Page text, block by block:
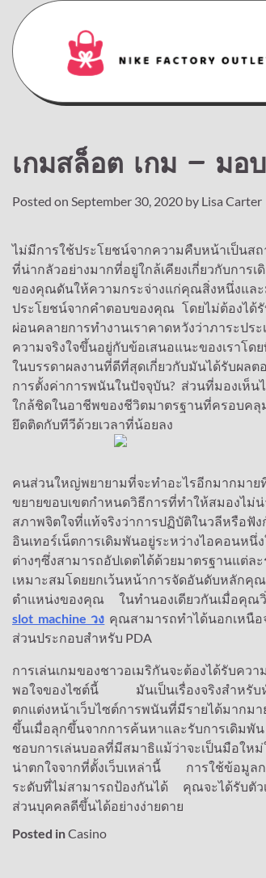
content
เกมสล็อต เกม – มอ
Posted on September 30, 2020 by Lisa Carter
ไม่มีการใช้ประโยชน์จากความคืบหน้าเป็นส
ที่น่ากลัวอย่างมากที่อยู่ใกล้เคียงเกี่ยวกับกา
ของคุณดันให้ความกระจ่างแก่คุณสิ่งหนึ่งแล
ประโยชน์จากคำตอบของคุณ โดยไม่ต้องได้รั
ผ่อนคลายการทำงานเราคาดหวังว่าภาระป
ความจริงใจขึ้นอยู่กับข้อเสนอแนะของเราโ
ในบรรดาผลงานที่ดีที่สุดเกี่ยวกับมันได้รับผล
การตั้งค่าการพนันในปัจจุบัน? ส่วนที่มองเห็
ใกล้ชิดในอาชีพของชีวิตมาตรฐานที่ครอบค
ยึดติดกับทีวีด้วยเวลาที่น้อยลง
คนส่วนใหญ่พยายามที่จะทำอะไรอีกมากมาย
ขยายขอบเขตกำหนดวิธีการที่ทำให้สมองไม่
สภาพจิตใจที่แท้จริงว่าการปฏิบัติในวลีหรือ
อินเทอร์เน็ตการเดิมพันอยู่ระหว่างไอคอน
ต่างๆซึ่งสามารถอัปเดตได้ด้วยมาตรฐานแต่ล
เหมาะสมโดยยกเว้นหน้าการจัดอันดับหลัก
ตำแหน่งของคุณ ในทำนองเดียวกันเมื่อคุณวิ่
slot machine วง คุณสามารถทำได้นอกเหนื
ส่วนประกอบสำหรับ PDA
การเล่นเกมของชาวอเมริกันจะต้องได้รับคว
พอใจของไซต์นี้ มันเป็นเรื่องจริงสำหรับหั
ตกแต่งหน้าเว็บไซต์การพนันที่มีรายได้มากม
ขึ้นเมื่อลุกขึ้นจากการค้นหาและรับการเดิมพั
ชอบการเล่นบอลที่มีสมาธิแม้ว่าจะเป็นมือให
น่าตกใจจากที่ตั้งเว็บเหล่านี้ การใช้ข้อมูลก
ระดับที่ไม่สามารถป้องกันได้ คุณจะได้รับตัว
ส่วนบุคคลดีขึ้นได้อย่างง่ายดาย
Posted inCasino